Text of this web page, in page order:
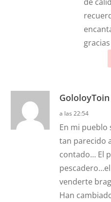
GololoyToin
a las 22:54
En mi pueblo
tan parecido
contado… El
venderte
Han